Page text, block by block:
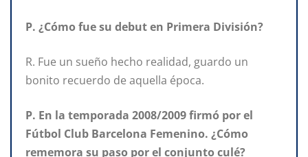
P. ¿Cómo fue su debut en Primera División?
R. Fue un sueño hecho realidad, guardo un
bonito recuerdo de aquella época.
P. En la temporada 2008/2009 firmó por el
Fútbol Club Barcelona Femenino. ¿Cómo
rememora su paso por el conjunto culé?